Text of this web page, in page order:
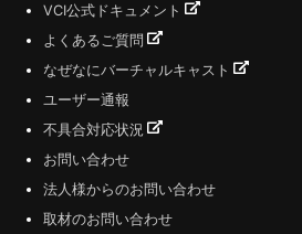
VCI公式ドキュメント
よくあるご質問
なぜなにバーチャルキャスト
ユーザー通報
不具合対応状況
お問い合わせ
法人様からのお問い合わせ
取材のお問い合わせ